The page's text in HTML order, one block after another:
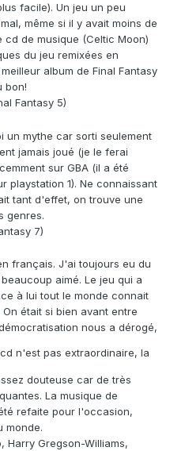
facile). Un jeu un peu
même si il y avait moins de
de musique (Celtic Moon)
du jeu remixées en
album de Final Fantasy
bon!
Fantasy 5)
un mythe car sorti seulement
jamais joué (je le ferai
sur GBA (il a été
playstation 1). Ne connaissant
tant d'effet, on trouve une
genres.
7)
français. J'ai toujours eu du
aimé. Le jeu qui a
à lui tout le monde connait
était si bien avant entre
nous a dérogé,
n'est pas extraordinaire, la
douteuse car de très
La musique de
refaite pour l'occasion,
monde.
Harry Gregson-Williams,